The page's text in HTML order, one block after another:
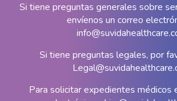
Si tiene preguntas generales sobre
envíenos un correo
Si tiene preguntas legales, por
Para solicitar expedientes médicos